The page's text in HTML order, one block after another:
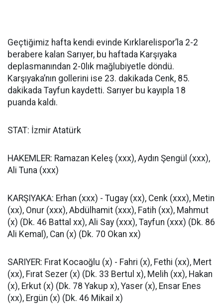
Geçtiğimiz hafta kendi evinde Kırklarelispor’la 2-2
berabere kalan Sarıyer, bu haftada Karşıyaka
deplasmanından 2-0lık mağlubiyetle döndü.
Karşıyaka’nın gollerini ise 23. dakikada Cenk, 85.
dakikada Tayfun kaydetti. Sarıyer bu kayıpla 18
puanda kaldı.
STAT: İzmir Atatürk
HAKEMLER: Ramazan Keleş (xxx), Aydın Şengül (xxx),
Ali Tuna (xxx)
KARŞIYAKA: Erhan (xxx) - Tugay (xx), Cenk (xxx), Metin
(xx), Onur (xxx), Abdülhamit (xxx), Fatih (xx), Mahmut
(x) (Dk. 46 Battal xx), Ali Say (xxx), Tayfun (xxx) (Dk. 86
Ali Kemal), Can (x) (Dk. 70 Okan xx)
SARIYER: Fırat Kocaoğlu (x) - Fahri (x), Fethi (xx), Mert
(xx), Fırat Sezer (x) (Dk. 33 Bertul x), Melih (xx), Hakan
(x), Erkut (x) (Dk. 78 Yakup x), Yaser (x), Ensar Enes
(xx), Ergün (x) (Dk. 46 Mikail x)